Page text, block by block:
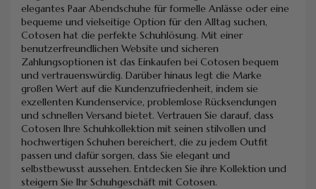
elegantes Paar Abendschuhe für formelle Anlässe oder eine
bequeme und vielseitige Option für den Alltag suchen,
Cotosen hat die perfekte Schuhlösung. Mit einer
benutzerfreundlichen Website und sicheren
Zahlungsoptionen ist das Einkaufen bei Cotosen bequem
und vertrauenswürdig. Darüber hinaus legt die Marke
großen Wert auf die Kundenzufriedenheit, indem sie
exzellenten Kundenservice, problemlose Rücksendungen
und schnellen Versand bietet. Vertrauen Sie darauf, dass
Cotosen Ihre Schuhkollektion mit seinen stilvollen und
hochwertigen Schuhen bereichert, die zu jedem Outfit
passen und dafür sorgen, dass Sie elegant und
selbstbewusst aussehen. Entdecken Sie ihre Kollektion und
steigern Sie Ihr Schuhgeschäft mit Cotosen.